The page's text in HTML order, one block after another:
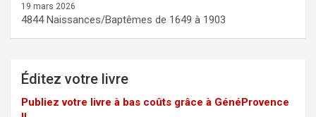
19 mars 2026
4844 Naissances/Baptêmes de 1649 à 1903
Éditez votre livre
Publiez votre livre à bas coûts grâce à GénéProvence